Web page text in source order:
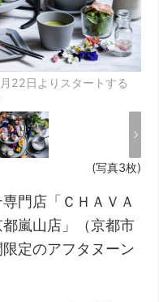
22日よりスタートする
(写真3枚)
門店「ＣＨＡＶＡ
嵐山店」（京都市
定のアフタヌーン